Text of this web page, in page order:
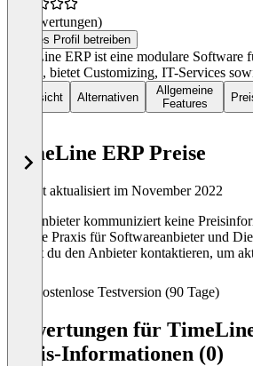
(0 Bewertungen)
Dieses Profil betreiben
TimeLine ERP ist eine modulare Software
Größe, bietet Customizing, IT-Services
Übersicht Alternativen
Allgemeine
Features
TimeLine ERP Preise
Zuletzt aktualisiert im November 2022
Der Anbieter kommuniziert keine
übliche Praxis für Softwareanbieter und
kannst du den Anbieter kontaktieren, um
Kostenlose Testversion (90 Tage)
Bewertungen für
Preis-Informationen (0)